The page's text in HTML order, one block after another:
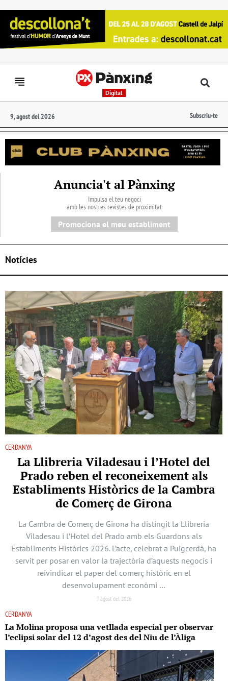
Digital
9, agost del 2026 Subscriu-te
Anuncia't al Pànxing
Impulsa el teu negoci
amb les nostres revistes de proximitat
Promociona el meu establiment
Notícies
CERDANYA
La Llibreria Viladesau i l’Hotel del
Prado reben el reconeixement als
Establiments Històrics de la Cambra
de Comerç de Girona
La Cambra de Comerç de Girona ha distingit la Llibreria
Viladesau i l’Hotel del Prado amb els Guardons als
Establiments Històrics 2026. L’acte, celebrat a Puigcerdà, ha
servit per posar en valor la trajectòria d’aquests negocis i
reivindicar el paper del comerç històric en el
desenvolupament econòmi …
7 agost del 2026
CERDANYA
La Molina proposa una vetllada especial per observar
l’eclipsi solar del 12 d’agost des del Niu de l’Àliga